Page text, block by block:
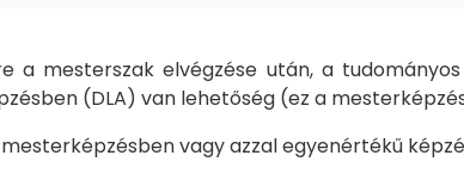
a mesterszak elvégzése után, a
(DLA) van lehetőség (ez a
vagy azzal egyenértékű